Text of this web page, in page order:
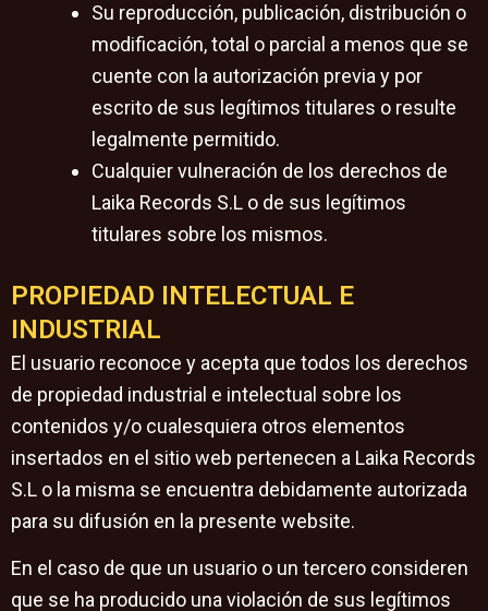
Su reproducción, publicación, distribución o
modificación, total o parcial a menos que se
cuente con la autorización previa y por
escrito de sus legítimos titulares o resulte
legalmente permitido.
Cualquier vulneración de los derechos de
Laika Records S.L o de sus legítimos
titulares sobre los mismos.
PROPIEDAD INTELECTUAL E
INDUSTRIAL
El usuario reconoce y acepta que todos los derechos
de propiedad industrial e intelectual sobre los
contenidos y/o cualesquiera otros elementos
insertados en el sitio web pertenecen a Laika Records
S.L o la misma se encuentra debidamente autorizada
para su difusión en la presente website.
En el caso de que un usuario o un tercero consideren
que se ha producido una violación de sus legítimos